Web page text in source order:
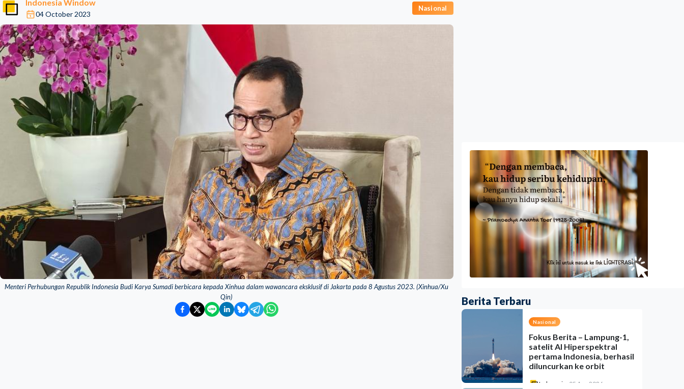
Indonesia Window
04 October 2023
Nasional
Menteri Perhubungan Republik Indonesia Budi Karya Sumadi berbicara kepada Xinhua dalam wawancara eksklusif di Jakarta pada 8 Agustus 2023. (Xinhua/Xu
Qin)
Berita Terbaru
Nasional
Fokus Berita – Lampung-1,
satelit AI Hiperspektral
pertama Indonesia, berhasil
diluncurkan ke orbit
Indonesia 05 Aug 2026